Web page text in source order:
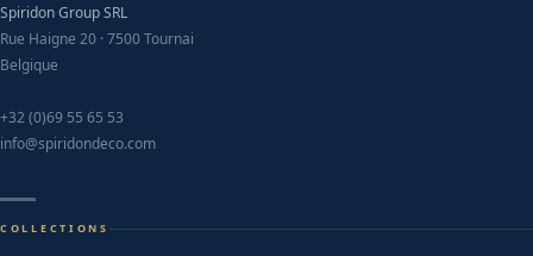
Spiridon Group SRL
Rue Haigne 20 · 7500 Tournai
Belgique
+32 (0)69 55 65 53
info@spiridondeco.com
COLLECTIONS